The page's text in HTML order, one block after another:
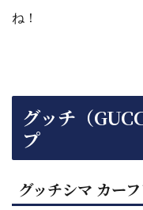
ね！
グッチ（
プ
グッチシマ カー